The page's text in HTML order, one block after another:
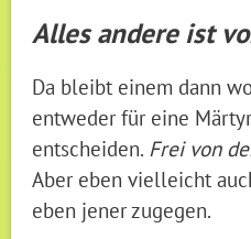
Alles andere ist
Da bleibt einem dann
entweder für eine
entscheiden. Frei von
Aber eben vielleicht
eben jener zugegen.